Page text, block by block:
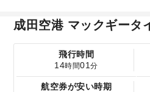
成田空港 マックギータ
飛行時間
14時間01分
航空券が安い時期